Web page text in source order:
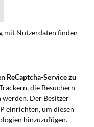
mit Nutzerdaten finden
ReCaptcha-Service zu
die Besuchern
Der Besitzer
einrichten, um diesen
hinzuzufügen.